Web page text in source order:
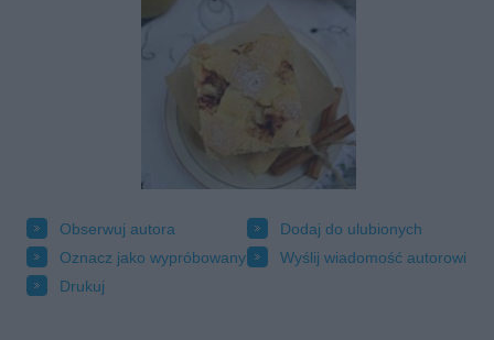
Obserwuj autora
Dodaj do ulubionych
Oznacz jako wypróbowany
Wyślij wiadomość autorowi
Drukuj